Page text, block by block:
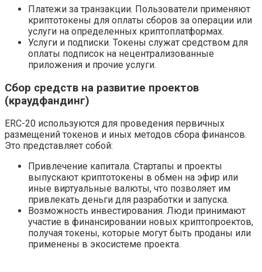
Платежи за транзакции. Пользователи применяют
криптотокены для оплаты сборов за операции или
услуги на определенных криптоплатформах.
Услуги и подписки. Токены служат средством для
оплаты подписок на нецентрализованные
приложения и прочие услуги.
Сбор средств на развитие проектов
(краудфандинг)
ERC-20 используются для проведения первичных
размещений токенов и иных методов сбора финансов.
Это представляет собой:
Привлечение капитала. Стартапы и проекты
выпускают криптотокены в обмен на эфир или
иные виртуальные валюты, что позволяет им
привлекать деньги для разработки и запуска.
Возможность инвестирования. Люди принимают
участие в финансировании новых криптопроектов,
получая токены, которые могут быть проданы или
применены в экосистеме проекта.